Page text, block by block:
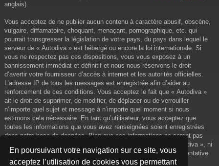
En poursuivant votre navigation sur ce site, vous
acceptez l’utilisation de cookies vous permettant
anglais).
Vous acceptez de ne publier aucun contenu à caractère abusif, obscène,
vulgaire, diffamatoire, choquant, menaçant, pornographique, etc. qui
pourrait transgresser la législation de votre pays, du pays dans lequel le
serveur de « Autodiva » est hébergé ou encore la loi internationale. Si
vous ne respectez pas ces dispositions, vous vous exposez à un
bannissement immédiat et définitif et nous nous réservons le droit
d’avertir votre fournisseur d’accès à internet et les autorités officielles.
L’adresse IP de tous les messages est enregistrée afin d’aider au
renforcement de ces conditions. Vous acceptez le fait que « Autodiva »
ait le droit de supprimer, de modifier, de déplacer ou de verrouiller
n’importe quel sujet et message à n’importe quel moment si nous
estimons cela nécessaire. En tant qu’utilisateur, vous acceptez que
toutes les informations que vous avez renseignées soient enregistrées
dans notre base de données. Bien que ces informations ne seront pas
diffusées à une tierce partie sans votre consentement, ni « Autodiva », ni
phpBB, ne pourront être tenus comme responsables en cas de tentative
de piratage informatique visant à compromettre vos données.